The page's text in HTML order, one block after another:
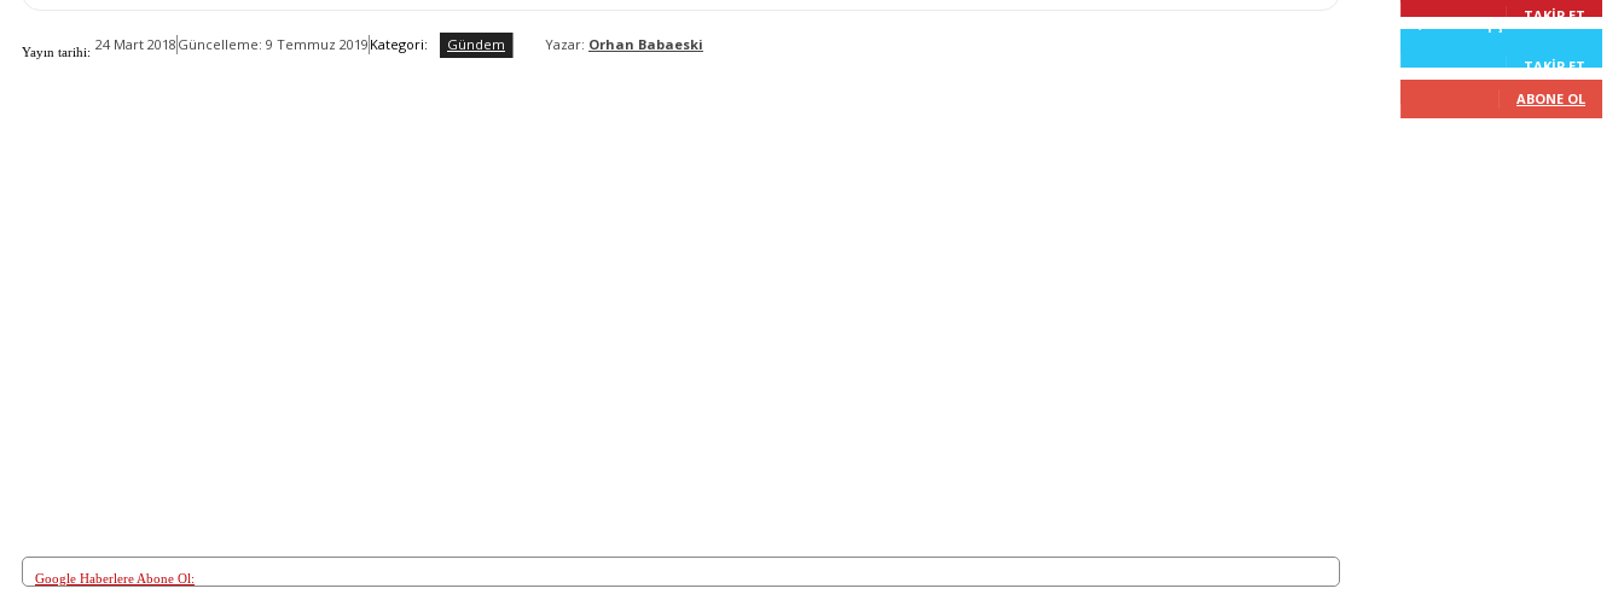
Yayın tarihi: 24 Mart 2018 Güncelleme: 9 Temmuz 2019 Kategori: Gündem Yazar: Orhan Babaeski
Google Haberlere Abone Ol:
TAKIP ET
TAKIP ET
ABONE OL